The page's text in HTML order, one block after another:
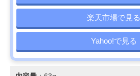
楽天市場で見る
Yahoo!で見る